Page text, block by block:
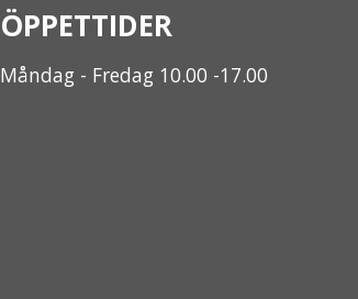
ÖPPETTIDER
Måndag - Fredag 10.00 -17.00